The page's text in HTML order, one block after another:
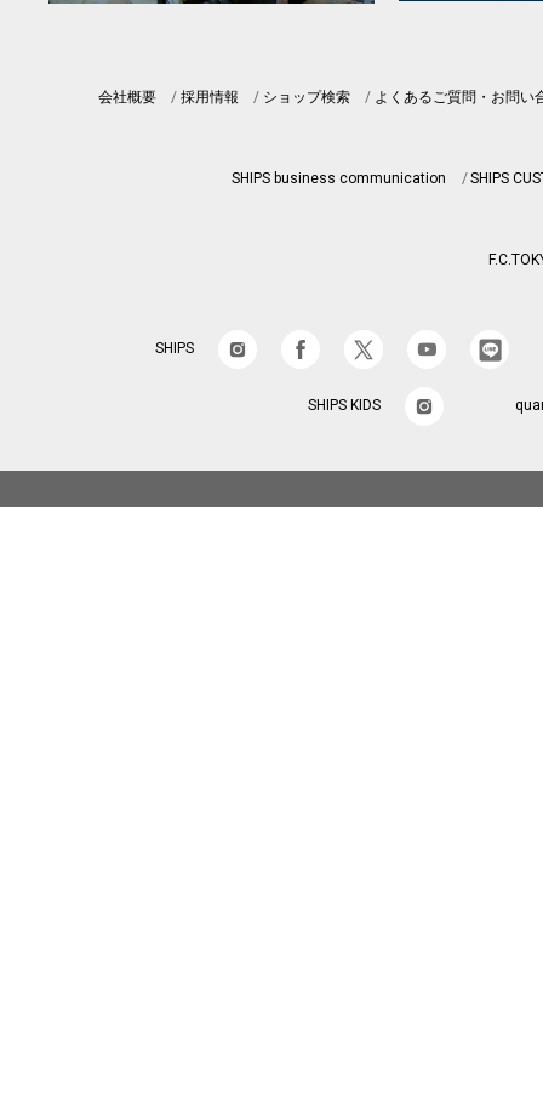
会社概要 採用情報 ショップ検索 よくあるご質問・お問い
SHIPS business communication SHIPS
SHIPS
SHIPS KIDS